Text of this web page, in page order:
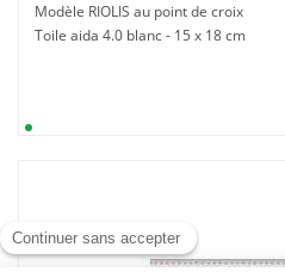
Modèle RIOLIS au point de croix
Toile aida 4.0 blanc - 15 x 18 cm